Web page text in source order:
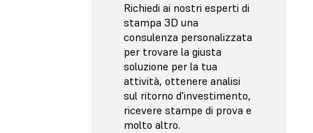
Richiedi ai nostri esperti di
stampa 3D una
consulenza personalizzata
per trovare la giusta
soluzione per la tua
attività, ottenere analisi
sul ritorno d'investimento,
ricevere stampe di prova e
molto altro.